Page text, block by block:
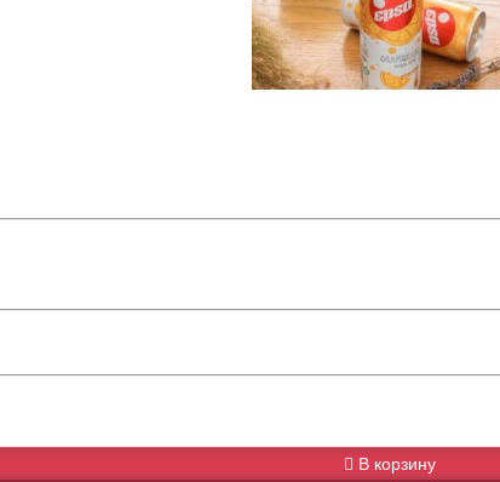
В корзину